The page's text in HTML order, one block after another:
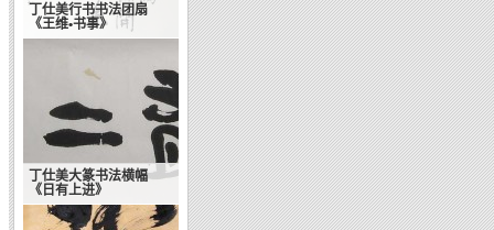
丁仕美行书书法团扇
《王维•书事》
丁仕美大篆书法横幅
《日有上进》